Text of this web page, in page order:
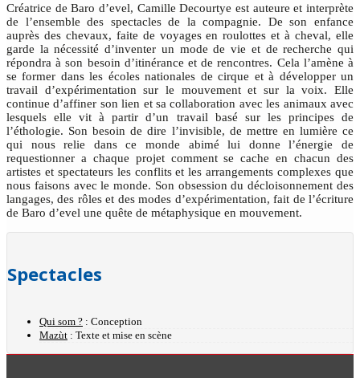
Créatrice de Baro d’evel, Camille Decourtye est auteure et interprète
de l’ensemble des spectacles de la compagnie. De son enfance
auprès des chevaux, faite de voyages en roulottes et à cheval, elle
garde la nécessité d’inventer un mode de vie et de recherche qui
répondra à son besoin d’itinérance et de rencontres. Cela l’amène à
se former dans les écoles nationales de cirque et à développer un
travail d’expérimentation sur le mouvement et sur la voix. Elle
continue d’affiner son lien et sa collaboration avec les animaux avec
lesquels elle vit à partir d’un travail basé sur les principes de
l’éthologie. Son besoin de dire l’invisible, de mettre en lumière ce
qui nous relie dans ce monde abimé lui donne l’énergie de
requestionner a chaque projet comment se cache en chacun des
artistes et spectateurs les conflits et les arrangements complexes que
nous faisons avec le monde. Son obsession du décloisonnement des
langages, des rôles et des modes d’expérimentation, fait de l’écriture
de Baro d’evel une quête de métaphysique en mouvement.
Spectacles
Qui som ? : Conception
Mazùt : Texte et mise en scène